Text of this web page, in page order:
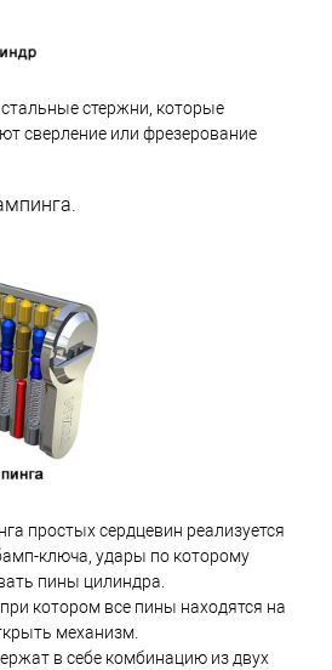
стержни, которые
сверление или фрезерование
простых сердцевин реализуется
ключа, удары по которому
пины цилиндра.
котором все пины находятся на
механизм.
в себе комбинацию из двух